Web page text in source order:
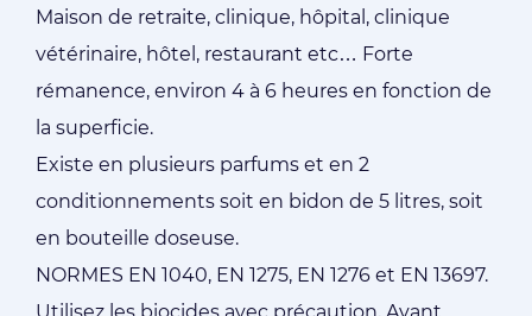
Maison de retraite, clinique, hôpital, clinique
vétérinaire, hôtel, restaurant etc… Forte
rémanence, environ 4 à 6 heures en fonction de
la superficie.
Existe en plusieurs parfums et en 2
conditionnements soit en bidon de 5 litres, soit
en bouteille doseuse.
NORMES EN 1040, EN 1275, EN 1276 et EN 13697.